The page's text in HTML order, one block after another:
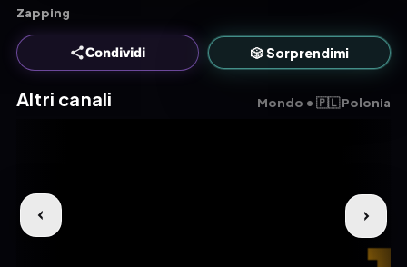
Zapping
Condividi 🎲 Sorprendimi
Altri canali Mondo • 🇵🇱 Polonia